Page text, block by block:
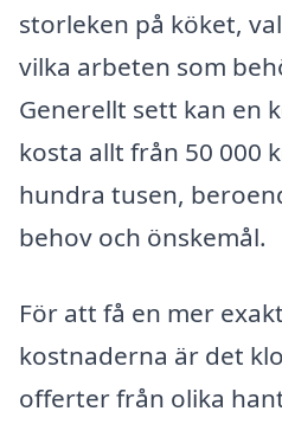
storleken på köket,
vilka arbeten som
Generellt sett kan en
kosta allt från 50 000
hundra tusen,
behov och önskemål.
För att få en mer
kostnaderna är det
offerter från olika